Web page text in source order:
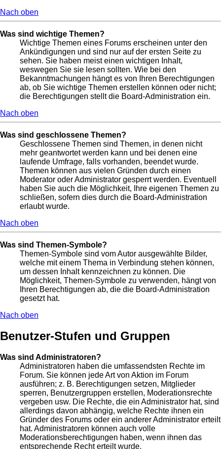
Nach oben
Was sind wichtige Themen?
Wichtige Themen eines Forums erscheinen unter den
Ankündigungen und sind nur auf der ersten Seite zu
sehen. Sie haben meist einen wichtigen Inhalt,
weswegen Sie sie lesen sollten. Wie bei den
Bekanntmachungen hängt es von Ihren Berechtigungen
ab, ob Sie wichtige Themen erstellen können oder nicht;
die Berechtigungen stellt die Board-Administration ein.
Nach oben
Was sind geschlossene Themen?
Geschlossene Themen sind Themen, in denen nicht
mehr geantwortet werden kann und bei denen eine
laufende Umfrage, falls vorhanden, beendet wurde.
Themen können aus vielen Gründen durch einen
Moderator oder Administrator gesperrt werden. Eventuell
haben Sie auch die Möglichkeit, Ihre eigenen Themen zu
schließen, sofern dies durch die Board-Administration
erlaubt wurde.
Nach oben
Was sind Themen-Symbole?
Themen-Symbole sind vom Autor ausgewählte Bilder,
welche mit einem Thema in Verbindung stehen können,
um dessen Inhalt kennzeichnen zu können. Die
Möglichkeit, Themen-Symbole zu verwenden, hängt von
Ihren Berechtigungen ab, die die Board-Administration
gesetzt hat.
Nach oben
Benutzer-Stufen und Gruppen
Was sind Administratoren?
Administratoren haben die umfassendsten Rechte im
Forum. Sie können jede Art von Aktion im Forum
ausführen; z. B. Berechtigungen setzen, Mitglieder
sperren, Benutzergruppen erstellen, Moderationsrechte
vergeben usw. Die Rechte, die ein Administrator hat, sind
allerdings davon abhängig, welche Rechte ihnen ein
Gründer des Forums oder ein anderer Administrator erteilt
hat. Administratoren können auch volle
Moderationsberechtigungen haben, wenn ihnen das
entsprechende Recht erteilt wurde.